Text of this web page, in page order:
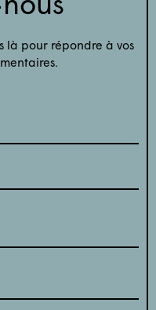
là pour répondre à vos